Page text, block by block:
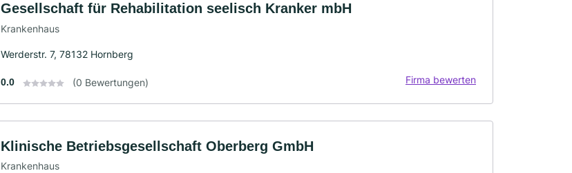
Gesellschaft für Rehabilitation seelisch Kranker mbH
Krankenhaus
Werderstr. 7, 78132 Hornberg
0.0 (0 Bewertungen) Firma bewerten
Klinische Betriebsgesellschaft Oberberg GmbH
Krankenhaus